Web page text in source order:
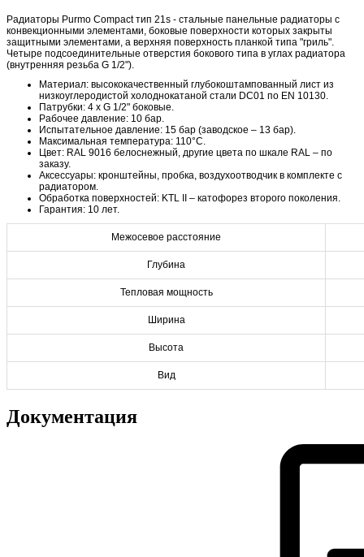
Радиаторы Purmo Compact тип 21s - стальные панельные радиаторы с
конвекционными элементами, боковые поверхности которых закрыты
защитными элементами, а верхняя поверхность планкой типа "гриль".
Четыре подсоединительные отверстия бокового типа в углах радиатора
(внутренняя резьба G 1/2").
Материал: высококачественный глубокоштампованный лист из
низкоуглеродистой холоднокатаной стали DC01 по EN 10130.
Патрубки: 4 x G 1/2" боковые.
Рабочее давление: 10 бар.
Испытательное давление: 15 бар (заводское – 13 бар).
Максимальная температура: 110°C.
Цвет: RAL 9016 белоснежный, другие цвета по шкале RAL – по
заказу.
Аксессуары: кронштейны, пробка, воздухоотводчик в комплекте с
радиатором.
Обработка поверхностей: KTL II – катофорез второго поколения.
Гарантия: 10 лет.
Межосевое расстояние
Глубина
Тепловая мощность
Ширина
Высота
Вид
Документация